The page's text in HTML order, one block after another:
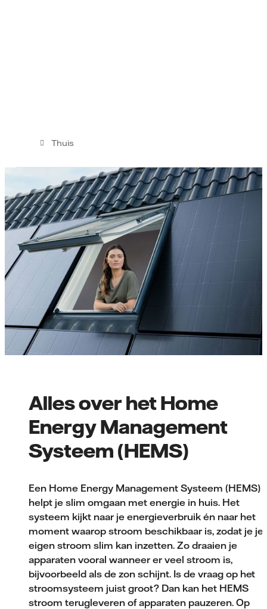
Thuis
Alles over het Home
Energy Management
Systeem (HEMS)
Een Home Energy Management Systeem (HEMS)
helpt je slim omgaan met energie in huis. Het
systeem kijkt naar je energieverbruik én naar het
moment waarop stroom beschikbaar is, zodat je je
eigen stroom slim kan inzetten. Zo draaien je
apparaten vooral wanneer er veel stroom is,
bijvoorbeeld als de zon schijnt. Is de vraag op het
stroomsysteem juist groot? Dan kan het HEMS
stroom terugleveren of apparaten pauzeren. Op